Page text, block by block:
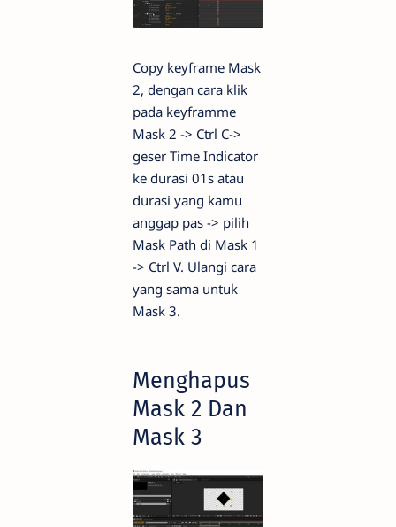
Copy keyframe Mask
2, dengan cara klik
pada keyframme
Mask 2 -> Ctrl C->
geser Time Indicator
ke durasi 01s atau
durasi yang kamu
anggap pas -> pilih
Mask Path di Mask 1
-> Ctrl V. Ulangi cara
yang sama untuk
Mask 3.
Menghapus
Mask 2 Dan
Mask 3